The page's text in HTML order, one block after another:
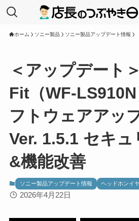
ホーム ソニー製品 ソニー製品アップデート情報
＜アップデート
Fit（WF-
フトウェアアッ
Ver. 1.5.1 セキ
&機能改善
ソニー製品アップデート情報 ヘッドホンイ
2026年4月22日